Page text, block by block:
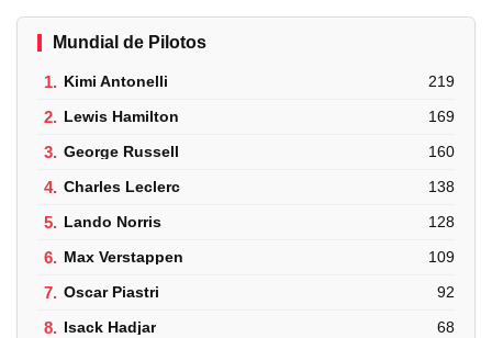
Mundial de Pilotos
1. Kimi Antonelli 219
2. Lewis Hamilton 169
3. George Russell 160
4. Charles Leclerc 138
5. Lando Norris 128
6. Max Verstappen 109
7. Oscar Piastri 92
8. Isack Hadjar 68